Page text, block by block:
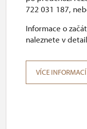
722 031 187,
Informace o
naleznete v
VÍCE